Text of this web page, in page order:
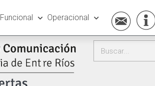
Funcional Operacional